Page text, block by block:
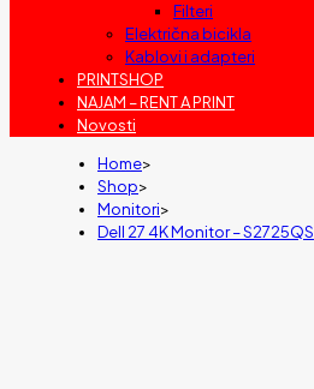
Filteri
Električna bicikla
Kablovi i adapteri
PRINTSHOP
NAJAM – RENT A PRINT
Novosti
Home>
Shop>
Monitori>
Dell 27 4K Monitor – S2725QS